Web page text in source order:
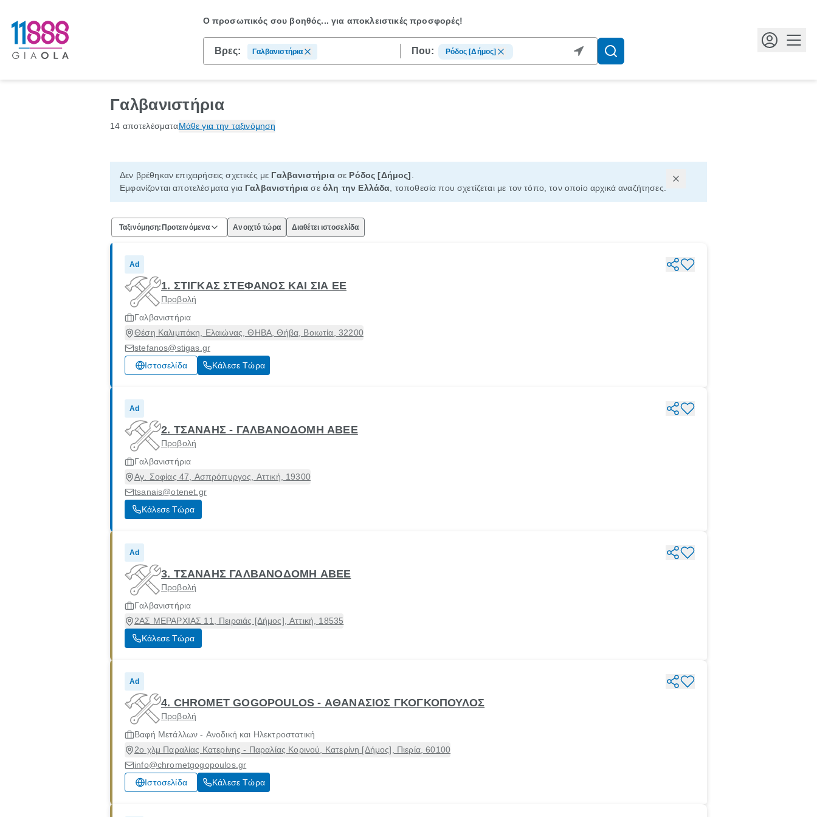
Ο προσωπικός σου βοηθός...για αποκλειστικές προσφορές!
Βρες: Γαλβανιστήρια Που: Ρόδος [Δήμος]
Γαλβανιστήρια
14 αποτελέσματαΜάθε για την ταξινόμηση
Δεν βρέθηκαν επιχειρήσεις σχετικές με Γαλβανιστήριασε Ρόδος [Δήμος]
Εμφανίζονται αποτελέσματα για Γαλβανιστήρια σεόλη την Ελλάδα , τοποθεσία που σχετίζεται με τον τόπο, τον οποίο αρχικά αναζήτησες.
Ταξινόμηση: Προτεινόμενα Ανοιχτό τώρα Διαθέτει ιστοσελίδα
Ad
1. ΣΤΙΓΚΑΣ ΣΤΕΦΑΝΟΣ ΚΑΙ ΣΙΑ ΕΕ
Προβολή
Γαλβανιστήρια
Θέση Καλιμπάκη, Ελαιώνας, ΘΗΒΑ, Θήβα, Βοιωτία, 32200
stefanos@stigas.gr
Ιστοσελίδα
Κάλεσε Τώρα
Ad
2. ΤΣΑΝΑΗΣ - ΓΑΛΒΑΝΟΔΟΜΗ ΑΒΕΕ
Προβολή
Γαλβανιστήρια
Αγ. Σοφίας 47, Ασπρόπυργος, Αττική, 19300
tsanais@otenet.gr
Κάλεσε Τώρα
Ad
3. ΤΣΑΝΑΗΣ ΓΑΛΒΑΝΟΔΟΜΗ ΑΒΕΕ
Προβολή
Γαλβανιστήρια
2ΑΣ ΜΕΡΑΡΧΙΑΣ 11, Πειραιάς [Δήμος], Αττική, 18535
Κάλεσε Τώρα
Ad
4. CHROMET GOGOPOULOS - ΑΘΑΝΑΣΙΟΣ ΓΚΟΓΚΟΠΟΥΛΟΣ
Προβολή
Βαφή Μετάλλων - Ανοδική και Ηλεκτροστατική
2ο χλμ Παραλίας Κατερίνης - Παραλίας Κορινού, Κατερίνη [Δήμος], Πιερία, 60100
info@chrometgogopoulos.gr
Ιστοσελίδα
Κάλεσε Τώρα